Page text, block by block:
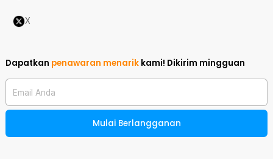
X
Dapatkan penawaran menarik kami! Dikirim mingguan
Email Anda
Mulai Berlangganan